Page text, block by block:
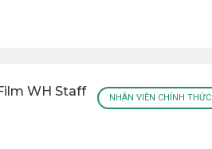
WH Staff NHÂN VIÊN CHÍNH THỨC